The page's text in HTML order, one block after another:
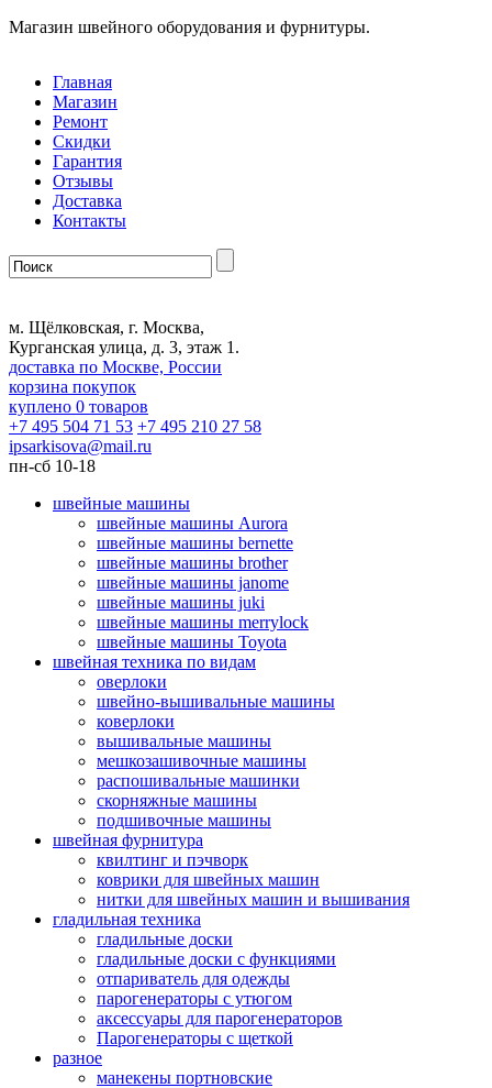
Магазин швейного оборудования и фурнитуры.
Главная
Магазин
Ремонт
Скидки
Гарантия
Отзывы
Доставка
Контакты
м. Щёлковская, г. Москва,
Курганская улица, д. 3, этаж 1.
доставка по Москве, России
корзина покупок
куплено 0 товаров
+7 495 504 71 53 +7 495 210 27 58
ipsarkisova@mail.ru
пн-сб 10-18
швейные машины
швейные машины Aurora
швейные машины bernette
швейные машины brother
швейные машины janome
швейные машины juki
швейные машины merrylock
швейные машины Toyota
швейная техника по видам
оверлоки
швейно-вышивальные машины
коверлоки
вышивальные машины
мешкозашивочные машины
распошивальные машинки
скорняжные машины
подшивочные машины
швейная фурнитура
квилтинг и пэчворк
коврики для швейных машин
нитки для швейных машин и вышивания
гладильная техника
гладильные доски
гладильные доски с функциями
отпариватель для одежды
парогенераторы с утюгом
аксессуары для парогенераторов
Парогенераторы с щеткой
разное
манекены портновские